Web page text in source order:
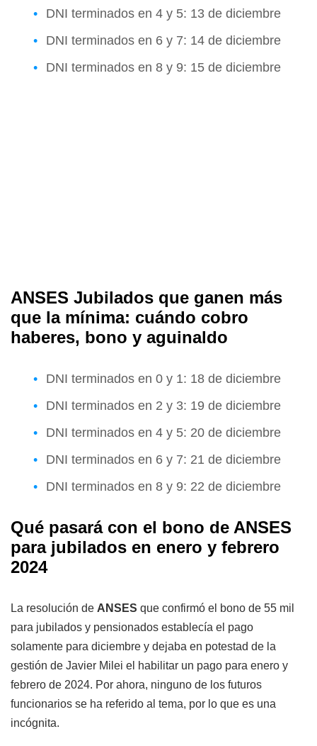
DNI terminados en 4 y 5: 13 de diciembre
DNI terminados en 6 y 7: 14 de diciembre
DNI terminados en 8 y 9: 15 de diciembre
ANSES Jubilados que ganen más
que la mínima: cuándo cobro
haberes, bono y aguinaldo
DNI terminados en 0 y 1: 18 de diciembre
DNI terminados en 2 y 3: 19 de diciembre
DNI terminados en 4 y 5: 20 de diciembre
DNI terminados en 6 y 7: 21 de diciembre
DNI terminados en 8 y 9: 22 de diciembre
Qué pasará con el bono de ANSES
para jubilados en enero y febrero
2024
La resolución de ANSES que confirmó el bono de 55 mil
para jubilados y pensionados establecía el pago
solamente para diciembre y dejaba en potestad de la
gestión de Javier Milei el habilitar un pago para enero y
febrero de 2024. Por ahora, ninguno de los futuros
funcionarios se ha referido al tema, por lo que es una
incógnita.